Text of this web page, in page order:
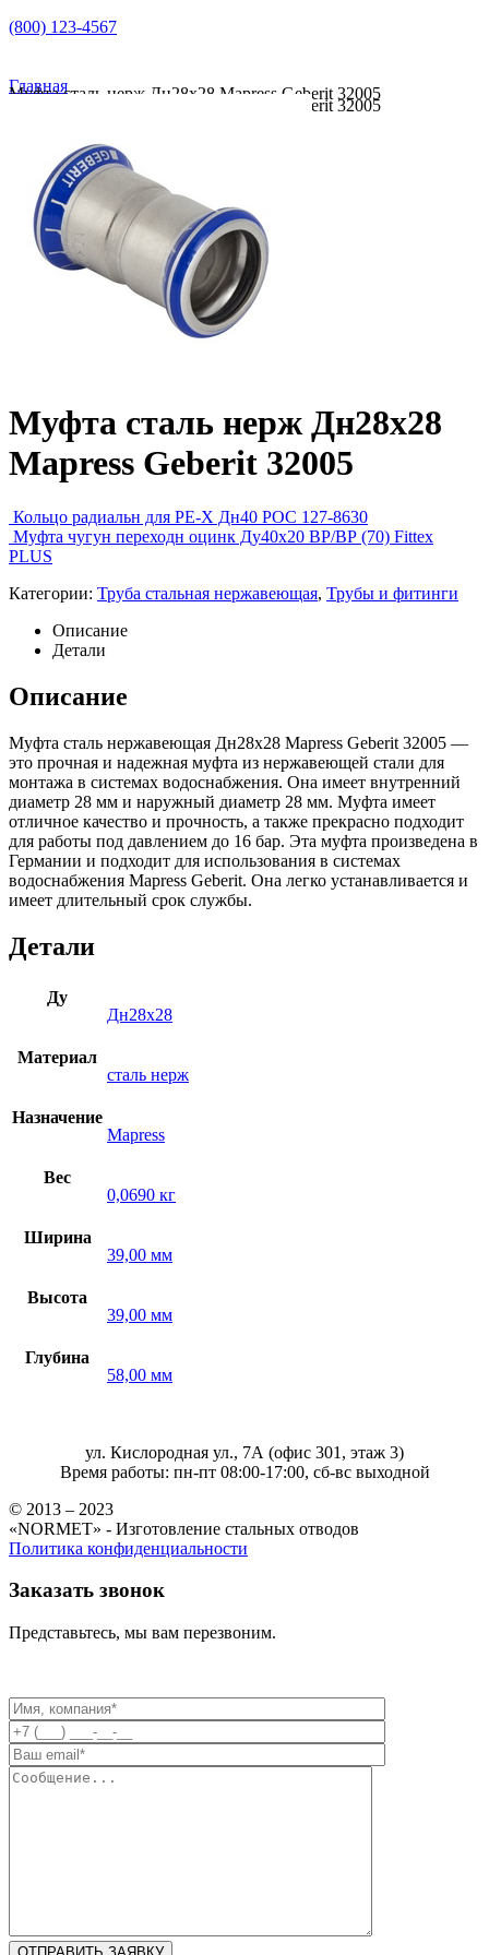
(800) 123-4567
Главная
Муфта сталь нерж Дн28х28 Mapress Geberit 32005
Муфта сталь нерж Дн28х28 Mapress Geberit 32005
Муфта сталь нерж Дн28х28
Mapress Geberit 32005
Кольцо радиальн для PE-X Дн40 РОС 127-8630
Муфта чугун переходн оцинк Ду40х20 ВР/ВР (70) Fittex
PLUS
Категории: Труба стальная нержавеющая, Трубы и фитинги
Описание
Детали
Описание
Муфта сталь нержавеющая Дн28х28 Mapress Geberit 32005 —
это прочная и надежная муфта из нержавеющей стали для
монтажа в системах водоснабжения. Она имеет внутренний
диаметр 28 мм и наружный диаметр 28 мм. Муфта имеет
отличное качество и прочность, а также прекрасно подходит
для работы под давлением до 16 бар. Эта муфта произведена в
Германии и подходит для использования в системах
водоснабжения Mapress Geberit. Она легко устанавливается и
имеет длительный срок службы.
Детали
Ду
Дн28х28
Материал
сталь нерж
Назначение
Mapress
Вес
0,0690 кг
Ширина
39,00 мм
Высота
39,00 мм
Глубина
58,00 мм
ул. Кислородная ул., 7А (офис 301, этаж 3)
Время работы: пн-пт 08:00-17:00, сб-вс выходной
© 2013 – 2023
«NORMET» - Изготовление стальных отводов
Политика конфиденциальности
Заказать звонок
Представьтесь, мы вам перезвоним.